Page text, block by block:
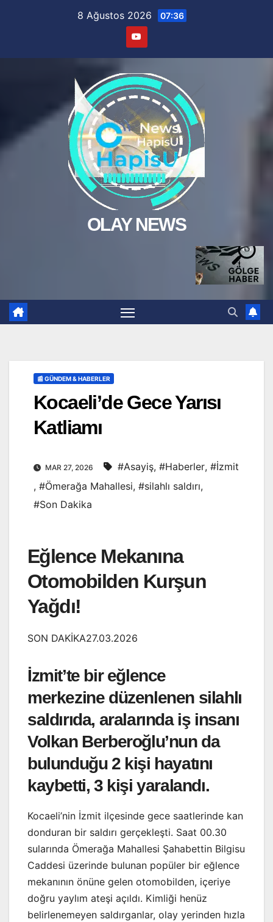
8 Ağustos 2026 07:36
OLAY NEWS
📰 GÜNDEM & HABERLER
Kocaeli’de Gece Yarısı
Katliamı
MAR 27, 2026 #Asayiş, #Haberler, #İzmit
, #Ömerağa Mahallesi, #silahlı saldırı,
#Son Dakika
Eğlence Mekanına
Otomobilden Kurşun
Yağdı!
SON DAKİKA27.03.2026
İzmit’te bir eğlence
merkezine düzenlenen silahlı
saldırıda, aralarında iş insanı
Volkan Berberoğlu’nun da
bulunduğu 2 kişi hayatını
kaybetti, 3 kişi yaralandı.
Kocaeli’nin İzmit ilçesinde gece saatlerinde kan
donduran bir saldırı gerçekleşti. Saat 00.30
sularında Ömerağa Mahallesi Şahabettin Bilgisu
Caddesi üzerinde bulunan popüler bir eğlence
mekanının önüne gelen otomobilden, içeriye
doğru yaylım ateşi açıldı. Kimliği henüz
belirlenemeyen saldırganlar, olay yerinden hızla